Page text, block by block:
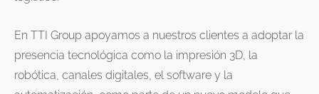
En TTI Group apoyamos a nuestros clientes a adoptar la
presencia tecnológica como la impresión 3D, la
robótica, canales digitales, el software y la